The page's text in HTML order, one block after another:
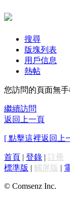
搜尋
版塊列表
用戶信息
熱帖
您訪問的頁面無
繼續訪問
返回上一頁
[ 點擊這裡返回上
首頁 | 登錄 | 註冊
標準版 | 觸屏版 |
© Comsenz Inc.